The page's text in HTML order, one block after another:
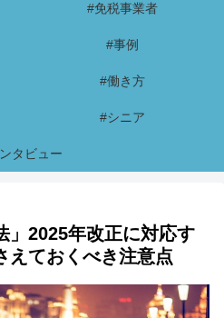
#免税事業者
#事例
#働き方
#シニア
タビュー
」2025年改正に対応す
えておくべき注意点